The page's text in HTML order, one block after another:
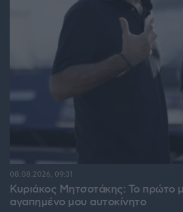
Κυριάκος Μητσοτάκης: Το πρώτο
αγαπημένο μου αυτοκίνητο
08.08.2026, 09:31